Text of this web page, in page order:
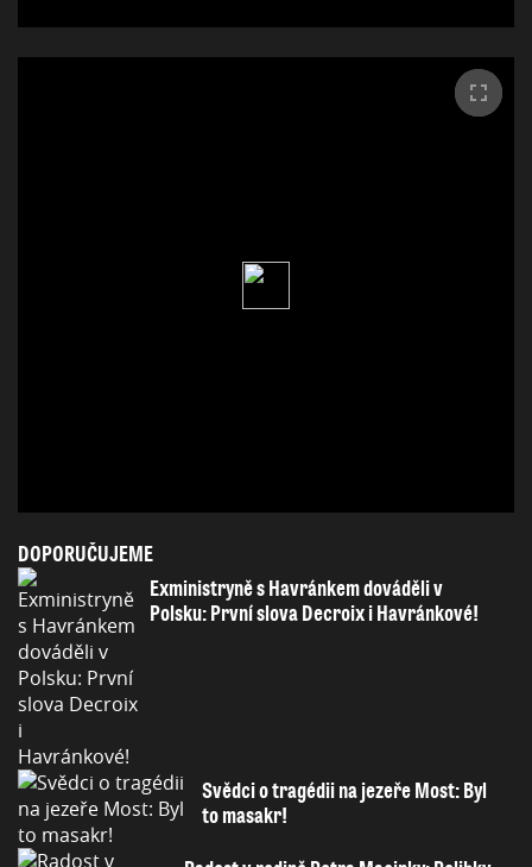
DOPORUČUJEME
Exministryně s Havránkem dováděli v
Polsku: První slova Decroix i Havránkové!
Svědci o tragédii na jezeře Most: Byl
to masakr!